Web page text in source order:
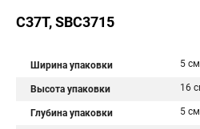
C37T, SBC3715
Ширина упаковки 5 см
Высота упаковки 16
Глубина упаковки 5 см